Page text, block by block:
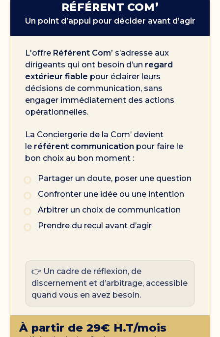
RÉFÉRENT COM’
Un point d’appui pour décider avant d’agir
L'offre Référent Com’ s’adresse aux
dirigeants qui ont besoin d’un regard
extérieur fiable pour éclairer leurs
décisions de communication, sans
engager immédiatement des actions
opérationnelles.
La Conciergerie de la Com’ devient
le référent communication pour faire le
bon choix au bon moment :
Partager un doute, poser une question
Confronter une idée ou une intention
Arbitrer un choix de communication
Prendre du recul avant d’agir
👉 Un cadre de réflexion, de
discernement et d’arbitrage, accessible
quand vous en avez besoin.
À partir de 29€ H.T/mois